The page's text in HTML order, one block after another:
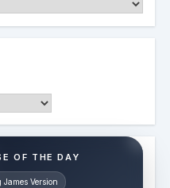
OF THE DAY
James Version